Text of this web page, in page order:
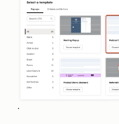
.